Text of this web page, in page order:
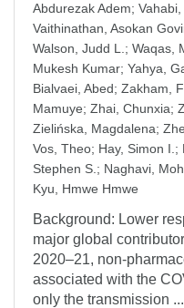
Abdurezak Adem;
Vaithinathan, Asokan
Walson, Judd L. ; Waqas,
Mukesh Kumar; Yahya,
Bialvaei, Abed; Zakham,
Mamuye; Zhai, Chunxia;
Zielińska, Magdalena;
Vos, Theo; Hay, Simon I. ;
Stephen S. ; Naghavi,
Kyu, Hmwe Hmwe
Background: Lower
major global
2020–21, non-
associated with the
only the transmission ...